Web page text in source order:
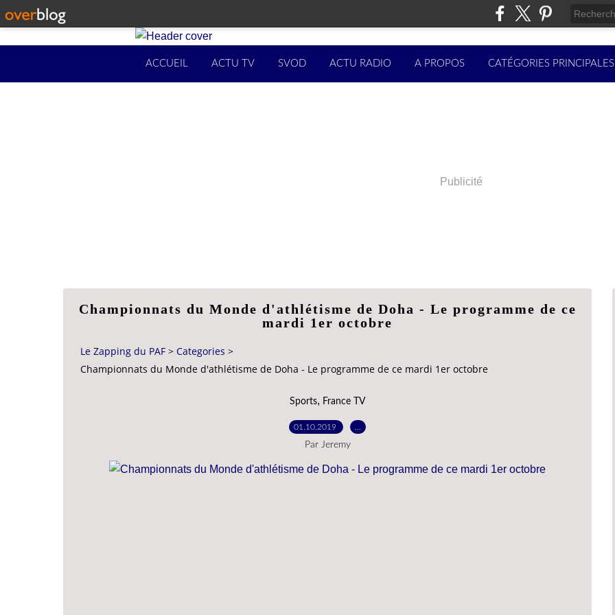
ACCUEIL ACTU TV SVOD ACTU RADIO A PROPOS CATÉGORIES PRINCIPALES
Publicité
Championnats du Monde d'athlétisme de Doha - Le programme de ce
mardi 1er octobre
Le Zapping du PAF > Categories >
Championnats du Monde d'athlétisme de Doha - Le programme de ce mardi 1er octobre
Sports, France TV
01.10.2019
Par Jeremy